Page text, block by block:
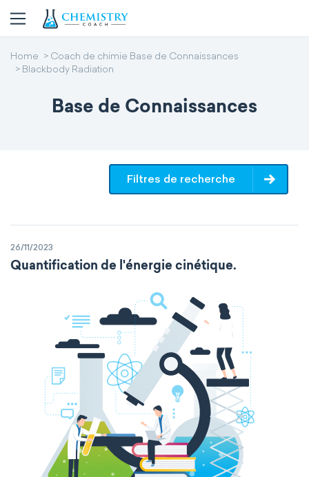
Home
Coach de chimie Base de Connaissances
Blackbody Radiation
Base de Connaissances
Filtres de recherche
26/11/2023
Quantification de l'énergie cinétique.